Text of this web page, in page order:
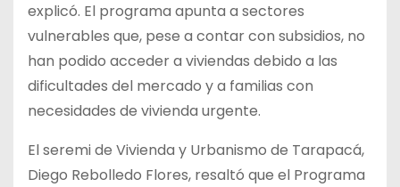
explicó. El programa apunta a sectores
vulnerables que, pese a contar con subsidios, no
han podido acceder a viviendas debido a las
dificultades del mercado y a familias con
necesidades de vivienda urgente.
El seremi de Vivienda y Urbanismo de Tarapacá,
Diego Rebolledo Flores, resaltó que el Programa